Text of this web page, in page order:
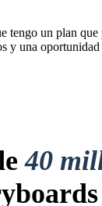
tengo un plan
y una
40